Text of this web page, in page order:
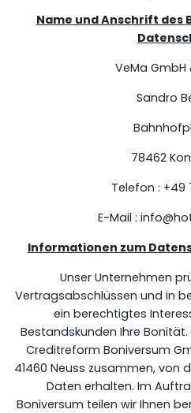
Name und Anschrift
VeMa GmbH
Sandro
78462
Telefon : +49
E-Mail :
Informationen zum
Unser Unternehmen
Vertragsabschlüssen und in
ein berechtigtes
Bestandskunden Ihre
Creditreform Boniversum
41460 Neuss zusammen, von
Daten erhalten. Im
Boniversum teilen wir Ihnen